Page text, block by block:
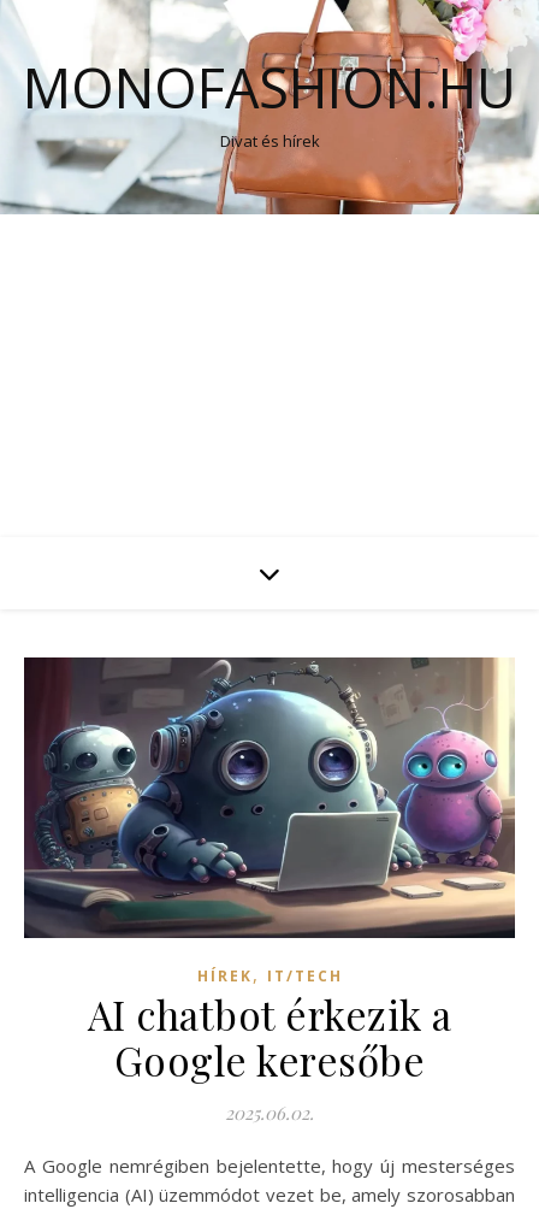
MONOFASHION.HU
Divat és hírek
HÍREK, IT/TECH
AI chatbot érkezik a
Google keresőbe
2025.06.02.
A Google nemrégiben bejelentette, hogy új mesterséges
intelligencia (AI) üzemmódot vezet be, amely szorosabban